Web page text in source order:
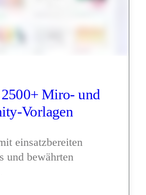
Miro- und
Vorlagen
einsatzbereiten
und bewährten